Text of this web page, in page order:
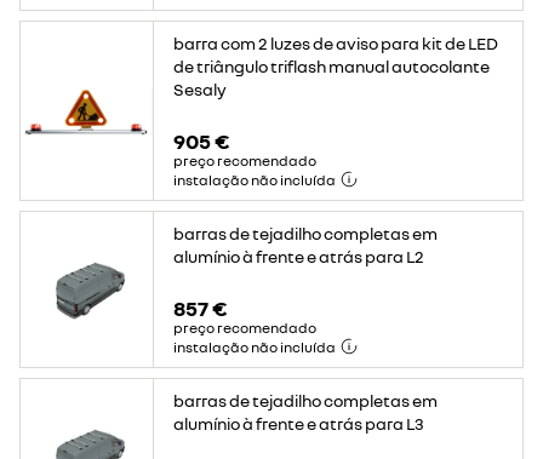
barra com 2 luzes de aviso para kit de LED
de triângulo triflash manual autocolante
Sesaly
905 €
preço recomendado
instalação não incluída
barras de tejadilho completas em
alumínio à frente e atrás para L2
857 €
preço recomendado
instalação não incluída
barras de tejadilho completas em
alumínio à frente e atrás para L3